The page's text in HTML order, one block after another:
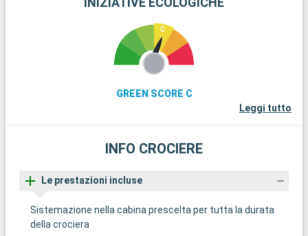
GREEN SCORE C
Leggi tutto
INFO CROCIERE
Le prestazioni incluse
Sistemazione nella cabina prescelta per tutta la durata
della crociera